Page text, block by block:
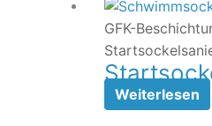
GFK-
Weiterlesen